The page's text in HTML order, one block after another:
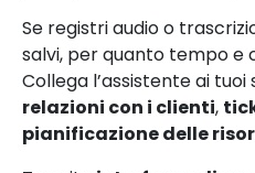
Se registri audio o
salvi, per quanto tempo e
Collega l’assistente ai tuoi
relazioni con i clienti,
pianificazione delle